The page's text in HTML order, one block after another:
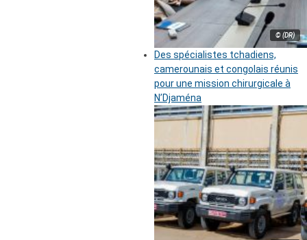
© (DR)
Des spécialistes tchadiens,
camerounais et congolais réunis
pour une mission chirurgicale à
N’Djaména